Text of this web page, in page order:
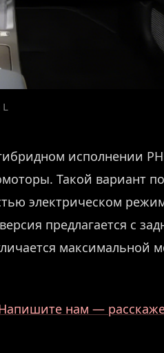
исполнении
Такой вариант
электрическом
предлагается с
максимальной
нам —